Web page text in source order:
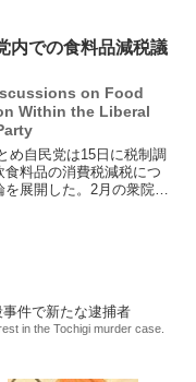
風への不安からの買い占
惜しみとい...
内での食料品減税議
on Food
Within the Liberal
め自民党は15日に税制調
食料品の消費税減税につ
を展開した。2月の衆院選
件で新たな逮捕者
in the Tochigi murder case.